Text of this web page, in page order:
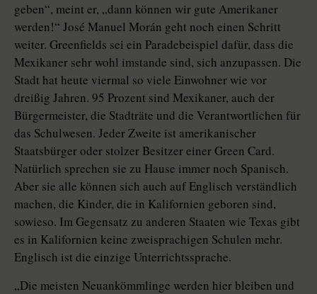
geben“, meint er, „dann können wir gute Amerikaner
werden!“ José Manuel Morán geht noch einen Schritt
weiter. Greenfields sei ein Paradebeispiel dafür, dass die
Mexikaner sehr wohl imstande sind, sich anzupassen. Die
Stadt hat heute viermal so viele Einwohner wie vor
dreißig Jahren. 95 Prozent sind Mexikaner, auch der
Bürgermeister, die Stadträte und die Verantwortlichen für
das Schulwesen. Jeder Zweite ist amerikanischer
Staatsbürger oder stolzer Besitzer einer Green Card.
Natürlich sprechen sie zu Hause immer noch Spanisch.
Aber sie alle können sich auch auf Englisch verständlich
machen, die Kinder, die in Kalifornien geboren sind,
sowieso. Im Gegensatz zu anderen Staaten wie Texas gibt
es in Kalifornien keine zweisprachigen Schulen mehr.
Englisch ist die einzige Unterrichtssprache.
„Die meisten Neuankömmlinge werden hier bleiben und